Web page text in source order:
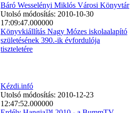
Báró Wesselényi Miklós Városi Könyvtár
Utolsó módosítás: 2010-10-30
17:09:47.000000
Könyvkiállítás Nagy Mózes iskolaalapító
születésének 390.-ik évfordulója
tiszteletére
Kézdi.infó
Utolsó módosítás: 2010-12-23
12:47:52.000000